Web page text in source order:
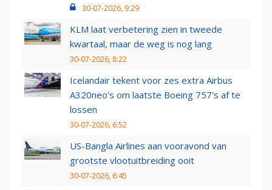
30-07-2026, 9:29
KLM laat verbetering zien in tweede
kwartaal, maar de weg is nog lang
30-07-2026, 8:22
Icelandair tekent voor zes extra Airbus
A320neo's om laatste Boeing 757's af te
lossen
30-07-2026, 6:52
US-Bangla Airlines aan vooravond van
grootste vlootuitbreiding ooit
30-07-2026, 6:45